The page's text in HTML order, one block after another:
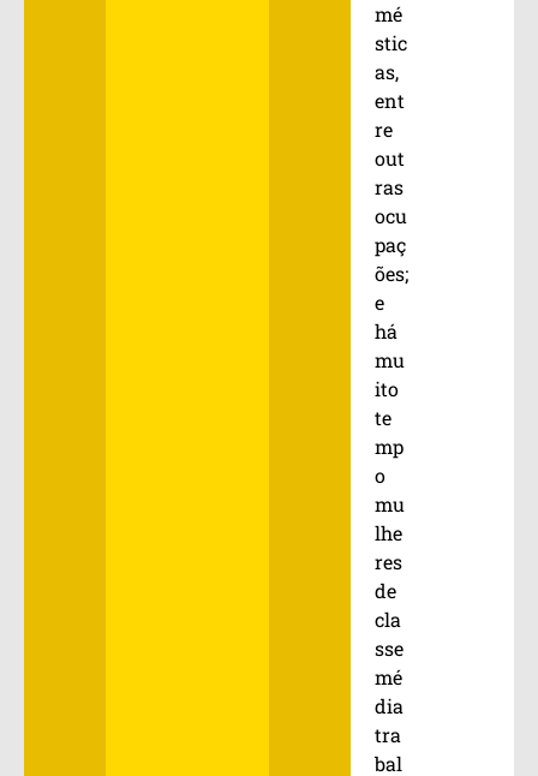
mé
stic
as,
ent
re
out
ras
ocu
paç
ões;
e
há
mu
ito
te
mp
o
mu
lhe
res
de
cla
sse
mé
dia
tra
bal